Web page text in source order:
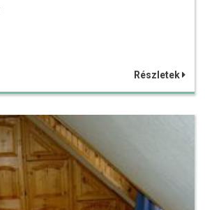
Részletek